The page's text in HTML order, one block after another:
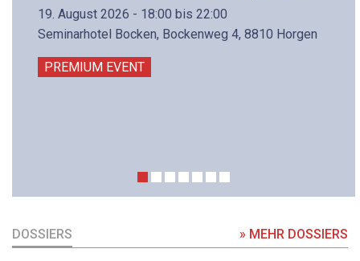
19. August 2026 - 18:00 bis 22:00
Seminarhotel Bocken, Bockenweg 4, 8810 Horgen
PREMIUM EVENT
DOSSIERS » MEHR DOSSIERS